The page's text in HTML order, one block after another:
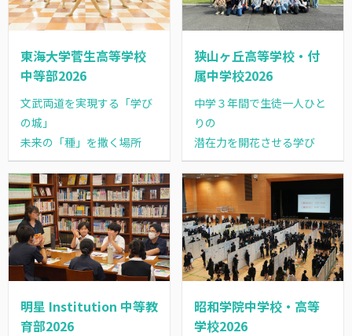
東海大学菅生高等学校
中等部2026
文武両道を実現する「学び
の城」
未来の「種」を撒く場所
狭山ヶ丘高等学校・付
属中学校2026
中学３年間で生徒一人ひと
りの
潜在力を開花させる学び
明星 Institution 中等教
育部2026
昭和学院中学校・高等
学校2026